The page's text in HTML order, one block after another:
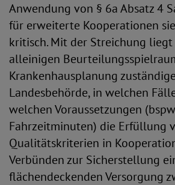
Anwendung von § 6a Absatz 4
für erweiterte Kooperationen
kritisch. Mit der Streichung
alleinigen
Krankenhausplanung
Landesbehörde, in welchen
welchen Voraussetzungen
Fahrzeitminuten) die Erfüllung
Qualitätskriterien in
Verbünden zur Sicherstellung
flächendeckenden Versorgung